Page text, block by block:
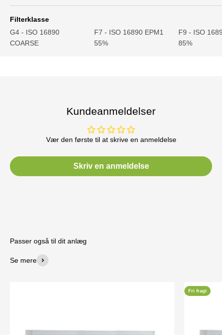
Filterklasse
G4 - ISO 16890
COARSE
F7 - ISO 16890 EPM1
55%
F9 - ISO
85%
Kundeanmeldelser
Vær den første til at skrive en anmeldelse
Skriv en anmeldelse
Passer også til dit anlæg
Se mere
Fri fragt